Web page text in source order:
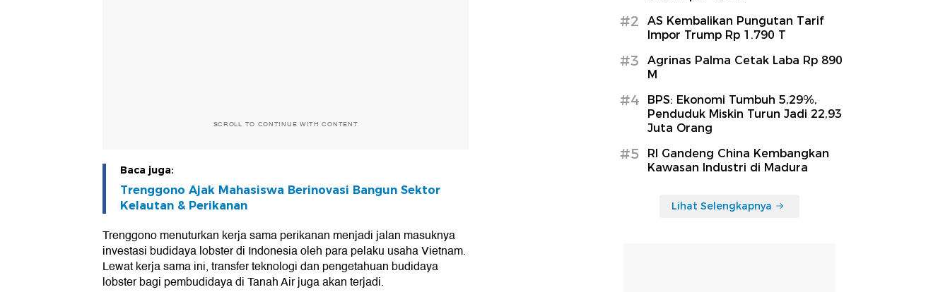
SCROLL TO CONTINUE WITH CONTENT
Baca juga:
Trenggono Ajak Mahasiswa Berinovasi Bangun Sektor
Kelautan & Perikanan
Trenggono menuturkan kerja sama perikanan menjadi jalan masuknya
investasi budidaya lobster di Indonesia oleh para pelaku usaha Vietnam.
Lewat kerja sama ini, transfer teknologi dan pengetahuan budidaya
lobster bagi pembudidaya di Tanah Air juga akan terjadi.
#2
AS Kembalikan Pungutan Tarif
Impor Trump Rp 1.790 T
#3
Agrinas Palma Cetak Laba Rp 890
M
#4
BPS: Ekonomi Tumbuh 5,29%,
Penduduk Miskin Turun Jadi 22,93
Juta Orang
#5
RI Gandeng China Kembangkan
Kawasan Industri di Madura
Lihat Selengkapnya